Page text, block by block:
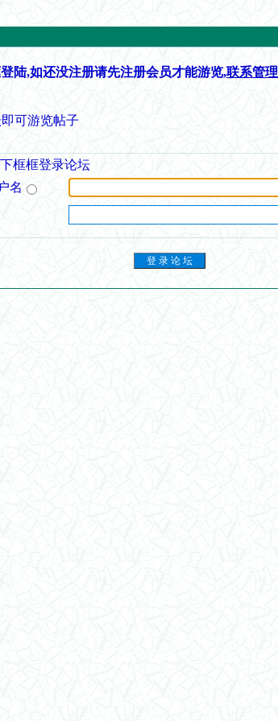
陆,如还没注册请先注册会员才能游览,联系管理
可游览帖子
框框登录论坛
名